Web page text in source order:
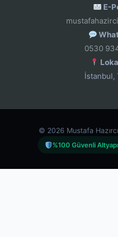
E-
0530
İstanbul,
© 2026 Mustafa
%100 Güvenli